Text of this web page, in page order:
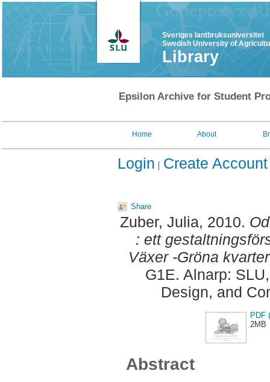
Sveriges lantbruksuniversitet
Swedish University of
Library
Epsilon Archive for Student
Home About
Login Create Account
Share
Zuber, Julia, 2010.
: ett
Växer -Gröna
G1E. Alnarp:
Design, and
PDF
2MB
Abstract